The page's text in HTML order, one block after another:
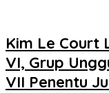
Kim Le Court
VI, Grup
VII Penentu